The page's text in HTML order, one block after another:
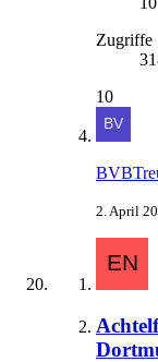
Zugriffe
10
2. April